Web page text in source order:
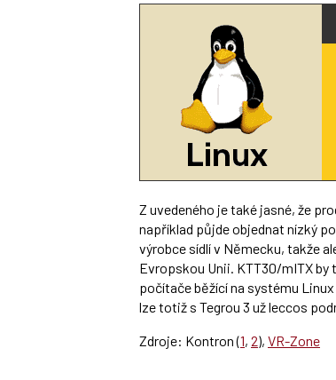
Z uvedeného je také jasné, že
například půjde objednat nízký
výrobce sídlí v Německu, takže
Evropskou Unii. KTT30/mITX
počítače běžící na systému
lze totiž s Tegrou 3 už leccos
Zdroje: Kontron (1, 2), VR-Zone